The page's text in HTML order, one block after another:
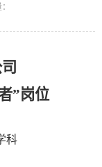
”岗位
科